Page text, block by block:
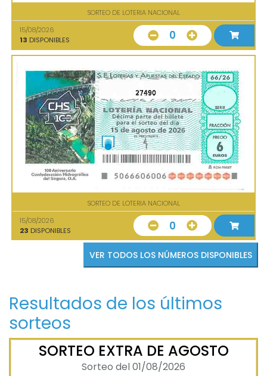
SORTEO DE LOTERIA NACIONAL
15/08/2026
13 DISPONIBLES 0
27490
SORTEO DE LOTERIA NACIONAL
15/08/2026
23 DISPONIBLES 0
VER TODOS LOS NÚMEROS DISPONIBLES
Resultados de los últimos
sorteos
SORTEO EXTRA DE AGOSTO
Sorteo del 01/08/2026